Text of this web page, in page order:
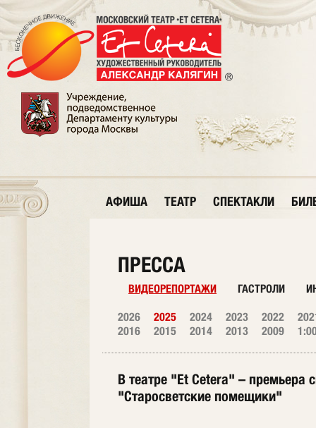
АФИША ТЕАТР СПЕКТАКЛИ
ПРЕССА
ВИДЕОРЕПОРТАЖИ ГАСТРОЛИ
2026 2025 2024 2023 2022
2016
2015 2014 2013 2009
В театре "Et Сetera" – премьера
"Старосветские помещики"